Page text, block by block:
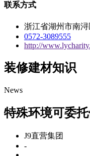
联系方式
浙江省湖州市南
0572-3089555
http://
装修建材知识
News
特殊环境可委
J9直营集团
-